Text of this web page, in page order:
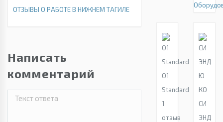
ОТЗЫВЫ О РАБОТЕ В НИЖНЕМ ТАГИЛЕ
Написать
комментарий
O1
Standard
1
отзыв
СИ
ЭНД